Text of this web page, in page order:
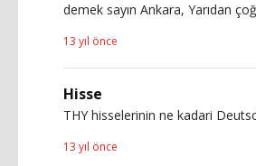
demek sayın Ankara, Yarıdan
13 yıl önce
Hisse
THY hisselerinin ne kadari
13 yıl önce